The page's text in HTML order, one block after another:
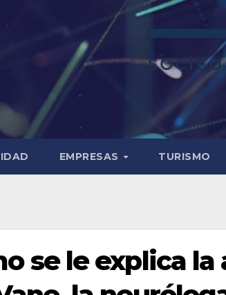
EMPRESAS TURISMO
se le explica